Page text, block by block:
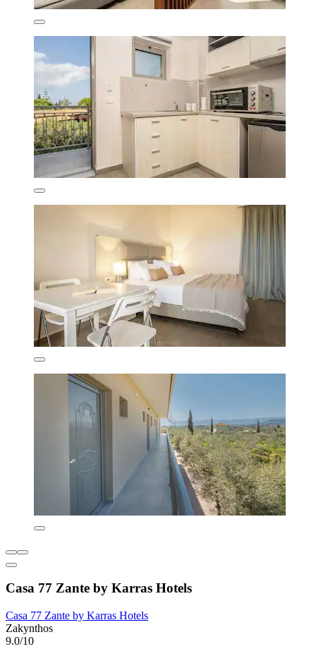
Casa 77 Zante by Karras Hotels
Casa 77 Zante by Karras Hotels
Zakynthos
9.0/10